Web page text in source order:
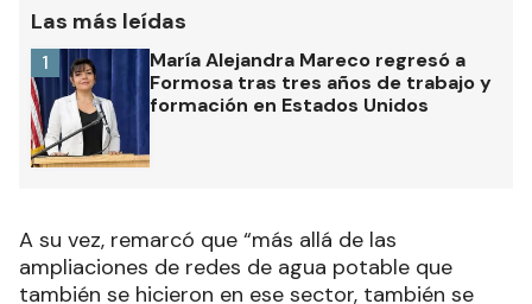
Las más leídas
María Alejandra Mareco regresó a
Formosa tras tres años de trabajo y
formación en Estados Unidos
1
A su vez, remarcó que “más allá de las
ampliaciones de redes de agua potable que
también se hicieron en ese sector, también se